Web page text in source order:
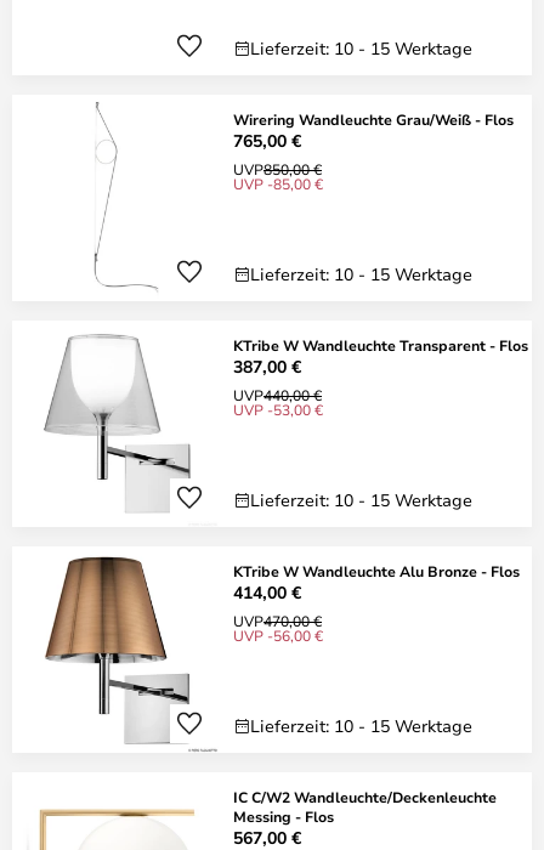
Lieferzeit: 10 - 15 Werktage
Wirering Wandleuchte Grau/Weiß - Flos
765,00 €
UVP850,00 €
UVP -85,00 €
Lieferzeit: 10 - 15 Werktage
KTribe W Wandleuchte Transparent - Flos
387,00 €
UVP440,00 €
UVP -53,00 €
Lieferzeit: 10 - 15 Werktage
KTribe W Wandleuchte Alu Bronze - Flos
414,00 €
UVP470,00 €
UVP -56,00 €
Lieferzeit: 10 - 15 Werktage
IC C/W2 Wandleuchte/Deckenleuchte
Messing - Flos
567,00 €